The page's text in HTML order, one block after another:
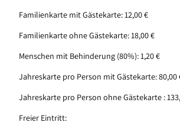
Familienkarte mit Gästekarte: 12,00 €
Familienkarte ohne Gästekarte: 18,00 €
Menschen mit Behinderung (80%): 1,20 €
Jahreskarte pro Person mit Gästekarte: 80,00
Jahreskarte pro Person ohne Gästekarte :
Freier Eintritt: